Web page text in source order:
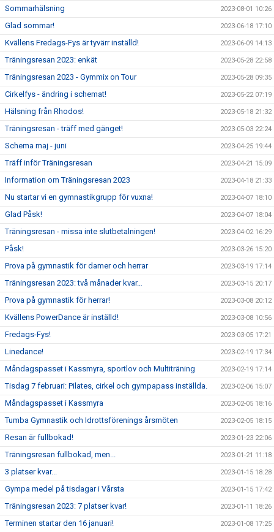
Sommarhälsning 2023-08-01 10:26
Glad sommar! 2023-06-18 17:10
Kvällens Fredags-Fys är tyvärr inställd! 2023-06-09 14:13
Träningsresan 2023: enkät 2023-05-28 22:58
Träningsresan 2023 - Gymmix on Tour 2023-05-28 09:35
Cirkelfys - ändring i schemat! 2023-05-22 07:19
Hälsning från Rhodos! 2023-05-18 21:32
Träningsresan - träff med gänget! 2023-05-03 22:24
Schema maj - juni 2023-04-25 19:44
Träff inför Träningsresan 2023-04-21 15:09
Information om Träningsresan 2023 2023-04-18 21:33
Nu startar vi en gymnastikgrupp för vuxna! 2023-04-07 18:10
Glad Påsk! 2023-04-07 18:04
Träningsresan - missa inte slutbetalningen! 2023-04-02 16:29
Påsk! 2023-03-26 15:20
Prova på gymnastik för damer och herrar 2023-03-19 17:14
Träningsresan 2023: två månader kvar… 2023-03-15 20:17
Prova på gymnastik för herrar! 2023-03-08 20:12
Kvällens PowerDance är inställd! 2023-03-08 10:56
Fredags-Fys! 2023-03-05 17:21
Linedance! 2023-02-19 17:34
Måndagspasset i Kassmyra, sportlov och Multiträning 2023-02-19 17:14
Tisdag 7 februari: Pilates, cirkel och gympapass inställda. 2023-02-06 15:07
Måndagspasset i Kassmyra 2023-02-05 18:16
Tumba Gymnastik och Idrottsförenings årsmöten 2023-02-05 18:15
Resan är fullbokad! 2023-01-23 22:06
Träningsresan fullbokad, men... 2023-01-21 11:18
3 platser kvar... 2023-01-15 18:28
Gympa medel på tisdagar i Vårsta 2023-01-15 17:42
Träningsresan 2023: 7 platser kvar! 2023-01-11 18:26
Terminen startar den 16 januari! 2023-01-08 17:25